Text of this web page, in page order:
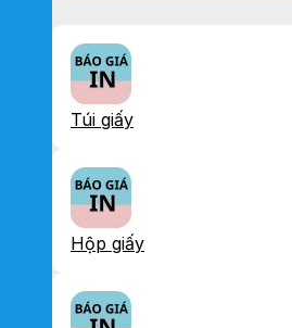
Túi giấy
Hộp giấy